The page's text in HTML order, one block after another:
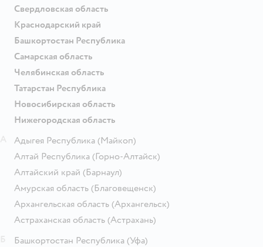
Свердловская область
Краснодарский край
Башкортостан Республика
Самарская область
Челябинская область
Татарстан Республика
Новосибирская область
Нижегородская область
Адыгея Республика (Майкоп)
Алтай Республика (Горно-Алтайск)
Алтайский край (Барнаул)
Амурская область (Благовещенск)
Архангельская область (Архангельск)
Астраханская область (Астрахань)
Башкортостан Республика (Уфа)